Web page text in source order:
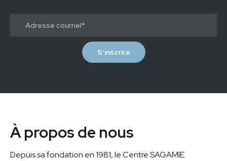
À propos de nous
Depuis sa fondation en 1981, le Centre SAGAMIE